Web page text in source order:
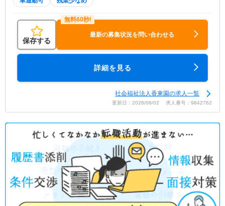
保存する
最新の募集状況を問い合わせる
詳細を見る
社会福祉法人香東園の求人一覧
更新日：2026/06/02 求人番号：9842762